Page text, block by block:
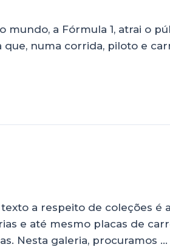
a Fórmula 1, atrai o
numa corrida, piloto e
a respeito de coleções é
e até mesmo placas de
Nesta galeria, procuramos …